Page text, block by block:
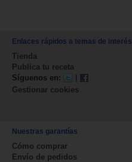
Enlaces rápidos a temas de interés
Tienda
Publica tu receta
Síguenos en:
Gestionar cookies
Nuestras garantías
Cómo comprar
Envío de pedidos